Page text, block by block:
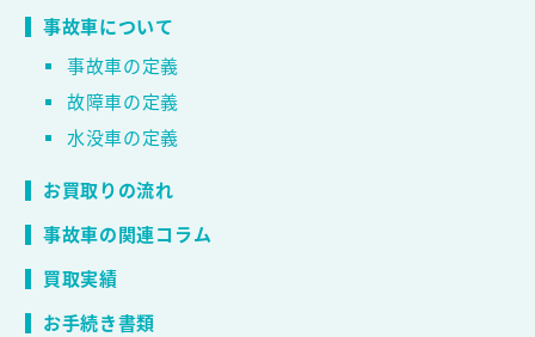
事故車について
事故車の定義
故障車の定義
水没車の定義
お買取りの流れ
事故車の関連コラム
買取実績
お手続き書類